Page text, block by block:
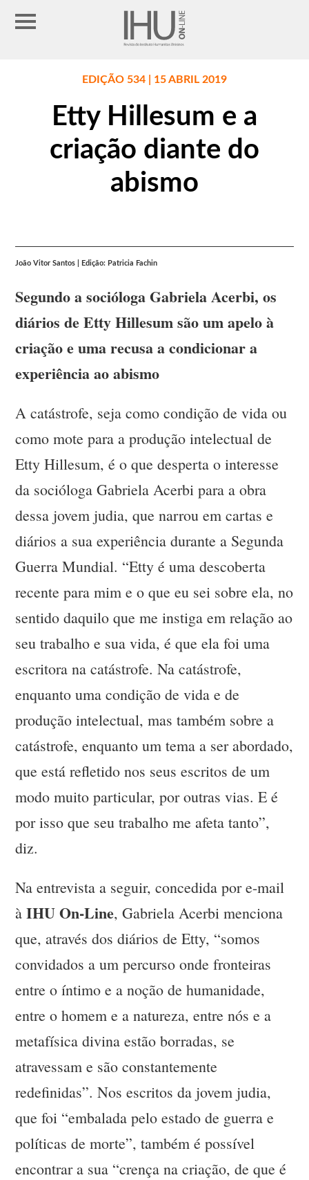
EDIÇÃO 534 | 15 ABRIL 2019
Etty Hillesum e a
criação diante do
abismo
João Vitor Santos | Edição: Patricia Fachin
Segundo a socióloga Gabriela Acerbi, os
diários de Etty Hillesum são um apelo à
criação e uma recusa a condicionar a
experiência ao abismo
A catástrofe, seja como condição de vida ou
como mote para a produção intelectual de
Etty Hillesum, é o que desperta o interesse
da socióloga Gabriela Acerbi para a obra
dessa jovem judia, que narrou em cartas e
diários a sua experiência durante a Segunda
Guerra Mundial. “Etty é uma descoberta
recente para mim e o que eu sei sobre ela, no
sentido daquilo que me instiga em relação ao
seu trabalho e sua vida, é que ela foi uma
escritora na catástrofe. Na catástrofe,
enquanto uma condição de vida e de
produção intelectual, mas também sobre a
catástrofe, enquanto um tema a ser abordado,
que está refletido nos seus escritos de um
modo muito particular, por outras vias. E é
por isso que seu trabalho me afeta tanto”,
diz.
Na entrevista a seguir, concedida por e-mail
àIHU On-Line, Gabriela Acerbi menciona
que, através dos diários de Etty, “somos
convidados a um percurso onde fronteiras
entre o íntimo e a noção de humanidade,
entre o homem e a natureza, entre nós e a
metafísica divina estão borradas, se
atravessam e são constantemente
redefinidas”. Nos escritos da jovem judia,
que foi “embalada pelo estado de guerra e
políticas de morte”, também é possível
encontrar a sua “crença na criação, de que é